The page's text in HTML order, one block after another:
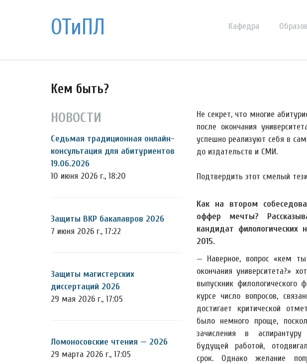
ОТиПЛ Кафедра
Кем быть?
НОВОСТИ
Седьмая традиционная онлайн-
консультация для абитуриентов
19.06.2026
10 июня 2026 г., 18:20
Защиты ВКР бакалавров 2026
7 июня 2026 г., 17:22
Защиты магистерских
диссертаций 2026
29 мая 2026 г., 17:05
Ломоносовские чтения — 2026
29 марта 2026 г., 17:05
Не секрет, что многие
после окончания
успешно реализуют себя в
до издательств и СМИ.
Подтвердить этот смелый
Как на втором
оффер мечты?
кандидат филологических
2015.
— Наверное, вопрос «кем
окончания университета?»
выпускник филологического
курсе число вопросов,
достигает критической
было немного проще,
зачисления в
будущей работой,
срок. Однако желание